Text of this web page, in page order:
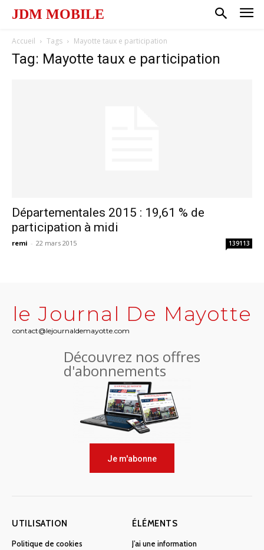
JDM MOBILE
Accueil Tags Mayotte taux e participation
Tag: Mayotte taux e participation
Départementales 2015 : 19,61 % de
participation à midi
remi - 22 mars 2015 139113
le Journal De Mayotte
contact@lejournaldemayotte.com
Découvrez nos offres
d'abonnements
Je m'abonne
UTILISATION
Politique de cookies
ÉLÉMENTS
J’ai une information